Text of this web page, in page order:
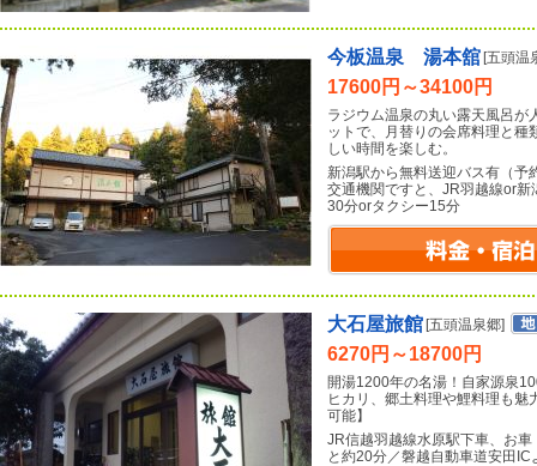
今板温泉 湯本舘 [五頭温
17600円～34100円
ラジウム温泉の丸い露天風呂が
ットで、月替りの会席料理と
しい時間を楽しむ。
新潟駅から無料送迎バス有（予
交通機関ですと、JR羽越線or
30分orタクシー15分
大石屋旅館 [五頭温泉郷]
6270円～18700円
開湯1200年の名湯！自家源泉
ヒカリ、郷土料理や鯉料理も
可能】
JR信越羽越線水原駅下車、お
と約20分／磐越自動車道安田